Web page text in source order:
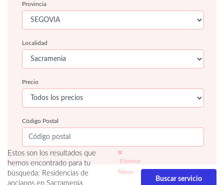
Provincia
Localidad
Precio
Código Postal
Estos son los resultados que
hemos encontrado para tu
búsqueda: Residencias de
ancianos en Sacramenia,
Eliminar
filtros